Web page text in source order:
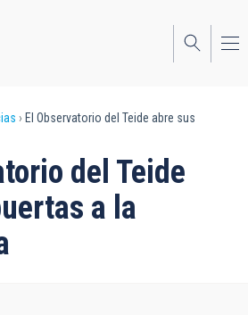
El Observatorio del Teide abre sus
del Teide
a la